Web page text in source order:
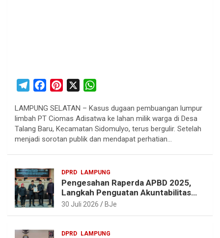
l
e
g
m
c
e
b
k
n
t
e
s
t
a
t
s
p
LAMPUNG SELATAN – Kasus dugaan pembuangan lumpur
limbah PT Ciomas Adisatwa ke lahan milik warga di Desa
Talang Baru, Kecamatan Sidomulyo, terus bergulir. Setelah
menjadi sorotan publik dan mendapat perhatian…
DPRD LAMPUNG
Pengesahan Raperda APBD 2025,
Langkah Penguatan Akuntabilitas
dan Pembangunan Lampung
30 Juli 2026 BJe
DPRD LAMPUNG